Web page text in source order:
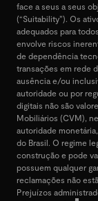
face a seus a seus
(“Suitability”). Os
adequados para
envolve riscos
de dependência
transações em rede
ausência e/ou
autoridade ou por
digitais não são
Mobiliários (CVM),
autoridade
do Brasil. O regime
construção e pode
possuem qualquer
reclamações não
Prejuízos